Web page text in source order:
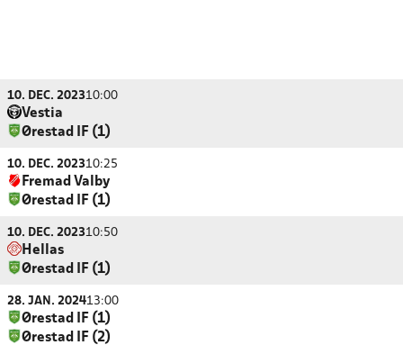
10. DEC. 202310:00
Vestia
Ørestad IF (1)
10. DEC. 202310:25
Fremad Valby
Ørestad IF (1)
10. DEC. 202310:50
Hellas
Ørestad IF (1)
28. JAN. 202413:00
Ørestad IF (1)
Ørestad IF (2)